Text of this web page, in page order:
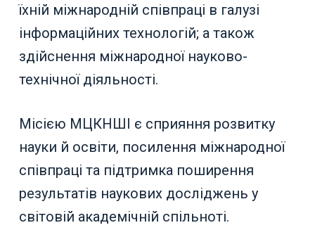
їхній міжнародній співпраці в галузі
інформаційних технологій; а також
здійснення міжнародної науково-
технічної діяльності.
Місією МЦКНШІ є сприяння розвитку
науки й освіти, посилення міжнародної
співпраці та підтримка поширення
результатів наукових досліджень у
світовій академічній спільноті.